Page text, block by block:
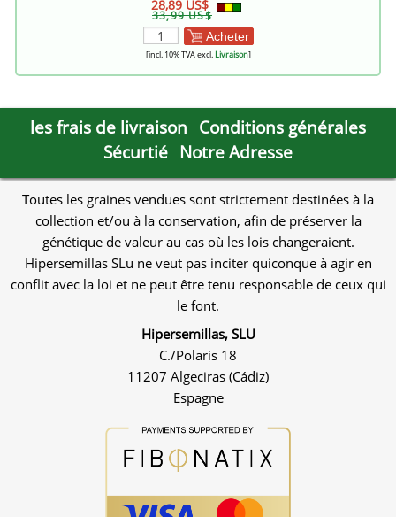
28,89 US$
33,99 US$
Acheter
[incl. 10% TVA excl.Livraison]
les frais de livraison Conditions générales
Sécurtié Notre Adresse
Toutes les graines vendues sont strictement destinées à la
collection et/ou à la conservation, afin de préserver la
génétique de valeur au cas où les lois changeraient.
Hipersemillas SLu ne veut pas inciter quiconque à agir en
conflit avec la loi et ne peut être tenu responsable de ceux qui
le font.
Hipersemillas, SLU
C./Polaris 18
11207 Algeciras (Cádiz)
Espagne